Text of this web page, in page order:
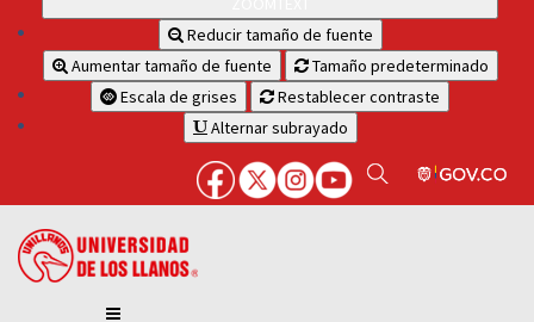
Reducir tamaño de fuente
Aumentar tamaño de fuente
Tamaño predeterminado
Escala de grises
Restablecer contraste
Alternar subrayado